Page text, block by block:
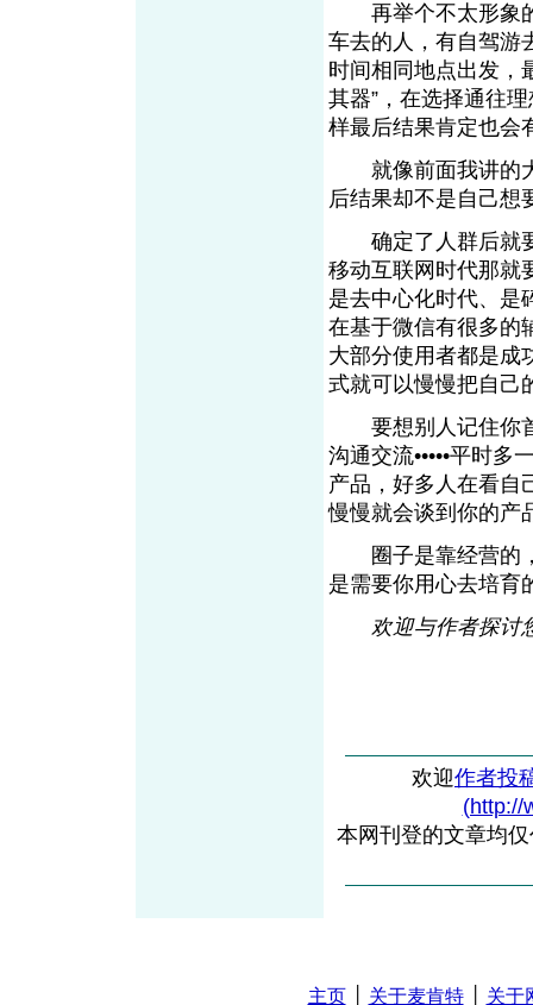
再举个不太形象的
车去的人，有自驾游
时间相同地点出发，
其器”，在选择通往
样最后结果肯定也会
就像前面我讲的大
后结果却不是自己想
确定了人群后就要
移动互联网时代那就
是去中心化时代、是
在基于微信有很多的
大部分使用者都是成
式就可以慢慢把自己
要想别人记住你首
沟通交流•••••平时
产品，好多人在看自
慢慢就会谈到你的产
圈子是靠经营的，
是需要你用心去培育
欢迎与作者探讨您
欢迎作者投
(http://
本网刊登的文章均
主页│ 关于麦肯特│ 关于